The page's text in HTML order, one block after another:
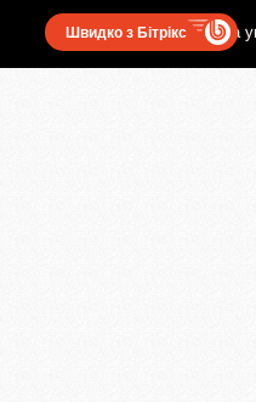
Користувацька
Швидко з Бітрікс